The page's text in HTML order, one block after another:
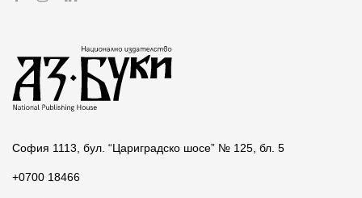
София 1113, бул. “Цариградско шосе” № 125, бл. 5
+0700 18466